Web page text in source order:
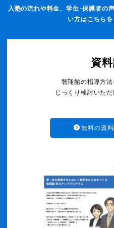
入塾の流れや料金、学生･保護者の
い方はこちらを
資
智翔館の指導方法
じっくり検討いた
無料の資料